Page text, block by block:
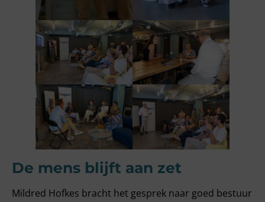
De mens blijft aan zet
Mildred Hofkes bracht het gesprek naar goed bestuur